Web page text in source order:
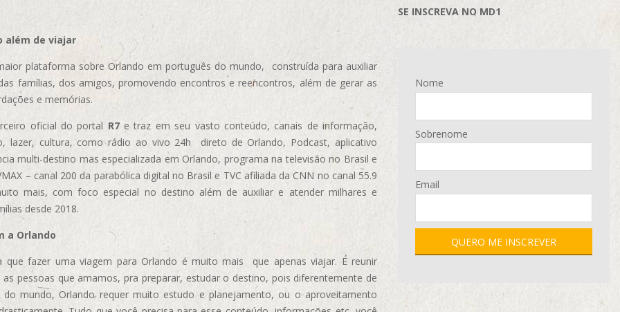
além de viajar
plataforma sobre Orlando em português do mundo, construída para auxiliar
famílias, dos amigos, promovendo encontros e reencontros, além de gerar as
e memórias.
oficial do portal R7e traz em seu vasto conteúdo, canais de informação,
lazer, cultura, como rádio ao vivo 24h direto de Orlando, Podcast, aplicativo
multi-destino mas especializada em Orlando, programa na televisão no Brasil e
– canal 200 da parabólica digital no Brasil e TVC afiliada da CNN no canal 55.9
mais, com foco especial no destino além de auxiliar e atender milhares e
desde 2018.
a Orlando
que fazer uma viagem para Orlando é muito mais que apenas viajar. É reunir
as pessoas que amamos, pra preparar, estudar o destino, pois diferentemente de
do mundo, Orlando requer muito estudo e planejamento, ou o aproveitamento
SE INSCREVA NO MD1
Nome
Sobrenome
Email